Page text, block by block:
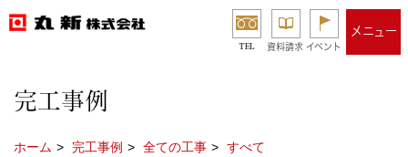
TEL 資料請求 イベント
メニュー
完工事例
ホーム 完工事例 全ての工事 すべて